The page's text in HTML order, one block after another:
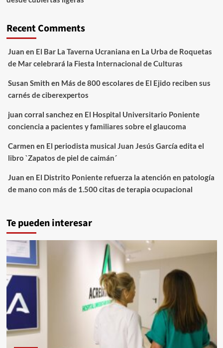
Recent Comments
Juan en El Bar La Taverna Ucraniana en La Urba de Roquetas
de Mar celebrará la Fiesta Internacional de Culturas
Susan Smith en Más de 800 escolares de El Ejido reciben sus
carnés de ciberexpertos
juan corral sanchezen El Hospital Universitario Poniente
conciencia a pacientes y familiares sobre el glaucoma
Carmen en El periodista musical Juan Jesús García edita el
libro `Zapatos de piel de caimán´
Juan en El Distrito Poniente refuerza la atención en patología
de mano con más de 1.500 citas de terapia ocupacional
Te pueden interesar